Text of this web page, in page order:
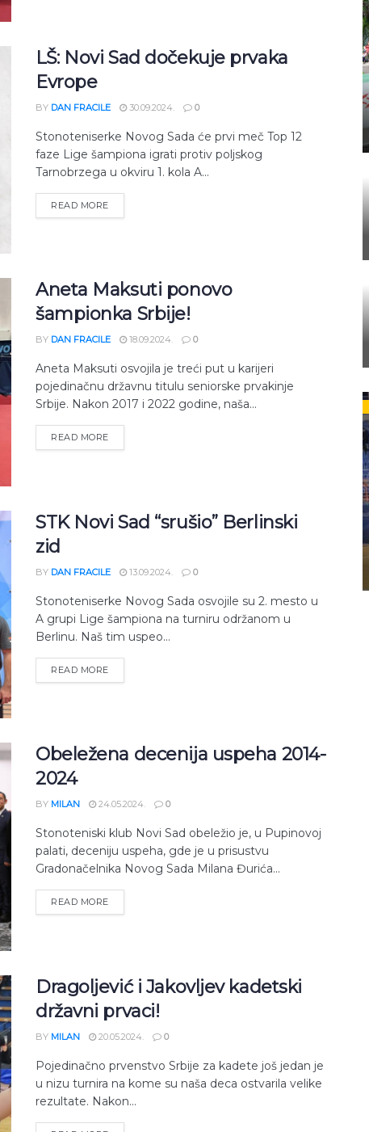
LŠ: Novi Sad dočekuje prvaka
Evrope
BY DAN FRACILE 30.09.2024. 0
Stonoteniserke Novog Sada će prvi meč Top 12
faze Lige šampiona igrati protiv poljskog
Tarnobrzega u okviru 1. kola A...
READ MORE
Aneta Maksuti ponovo
šampionka Srbije!
BY DAN FRACILE 18.09.2024. 0
Aneta Maksuti osvojila je treći put u karijeri
pojedinačnu državnu titulu seniorske prvakinje
Srbije. Nakon 2017 i 2022 godine, naša...
READ MORE
STK Novi Sad “srušio” Berlinski
zid
BY DAN FRACILE 13.09.2024. 0
Stonoteniserke Novog Sada osvojile su 2. mesto u
A grupi Lige šampiona na turniru održanom u
Berlinu. Naš tim uspeo...
READ MORE
Obeležena decenija uspeha 2014-
2024
BY MILAN 24.05.2024. 0
Stonoteniski klub Novi Sad obeležio je, u Pupinovoj
palati, deceniju uspeha, gde je u prisustvu
Gradonačelnika Novog Sada Milana Đurića...
READ MORE
Dragoljević i Jakovljev kadetski
državni prvaci!
BY MILAN 20.05.2024. 0
Pojedinačno prvenstvo Srbije za kadete još jedan je
u nizu turnira na kome su naša deca ostvarila velike
rezultate. Nakon...